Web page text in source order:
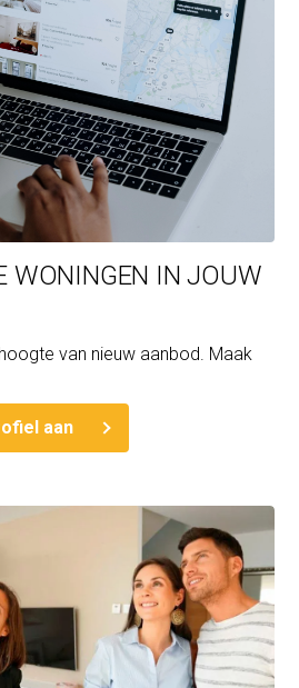
WONINGEN IN JOUW
van nieuw aanbod. Maak
aan